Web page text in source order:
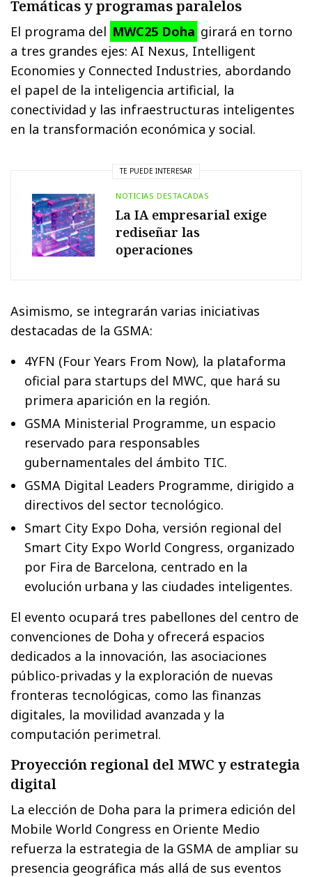
Temáticas y programas paralelos
El programa del MWC25 Doha girará en torno
a tres grandes ejes: AI Nexus, Intelligent
Economies y Connected Industries, abordando
el papel de la inteligencia artificial, la
conectividad y las infraestructuras inteligentes
en la transformación económica y social.
TE PUEDE INTERESAR
NOTICIAS DESTACADAS
La IA empresarial exige
rediseñar las
operaciones
Asimismo, se integrarán varias iniciativas
destacadas de la GSMA:
4YFN (Four Years From Now), la plataforma
oficial para startups del MWC, que hará su
primera aparición en la región.
GSMA Ministerial Programme, un espacio
reservado para responsables
gubernamentales del ámbito TIC.
GSMA Digital Leaders Programme, dirigido a
directivos del sector tecnológico.
Smart City Expo Doha, versión regional del
Smart City Expo World Congress, organizado
por Fira de Barcelona, centrado en la
evolución urbana y las ciudades inteligentes.
El evento ocupará tres pabellones del centro de
convenciones de Doha y ofrecerá espacios
dedicados a la innovación, las asociaciones
público-privadas y la exploración de nuevas
fronteras tecnológicas, como las finanzas
digitales, la movilidad avanzada y la
computación perimetral.
Proyección regional del MWC y estrategia
digital
La elección de Doha para la primera edición del
Mobile World Congress en Oriente Medio
refuerza la estrategia de la GSMA de ampliar su
presencia geográfica más allá de sus eventos